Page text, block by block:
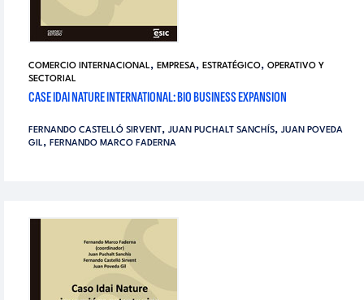
COMERCIO INTERNACIONAL, EMPRESA, ESTRATÉGICO, OPERATIVO Y
SECTORIAL
CASE IDAI NATURE INTERNATIONAL: BIO BUSINESS EXPANSION
FERNANDO CASTELLÓ SIRVENT, JUAN PUCHALT SANCHÍS, JUAN POVEDA
GIL, FERNANDO MARCO FADERNA